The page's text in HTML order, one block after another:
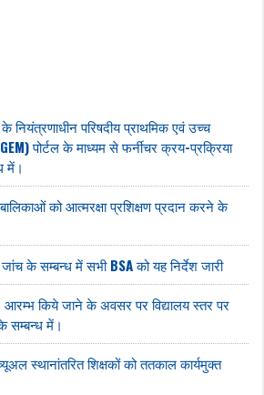
नियंत्रणाधीन परिषदीय प्राथमिक एवं उच्च
पोर्टल के माध्यम से फर्नीचर क्रय-प्रक्रिया
में।
को आत्मरक्षा प्रशिक्षण प्रदान करने के
जांच के सम्बन्ध में सभी BSA को यह निर्देश जारी
आरम्भ किये जाने के अवसर पर विद्यालय स्तर पर
सम्बन्ध में।
स्थानांतरित शिक्षकों को ततकाल कार्यमुक्त